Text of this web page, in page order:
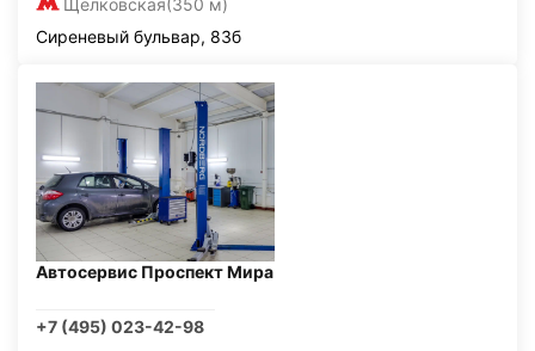
Щелковская(350 м)
Сиреневый бульвар, 83б
Автосервис Проспект Мира
+7 (495) 023-42-98